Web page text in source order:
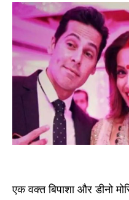
एक वक्त बिपाशा और डीनो